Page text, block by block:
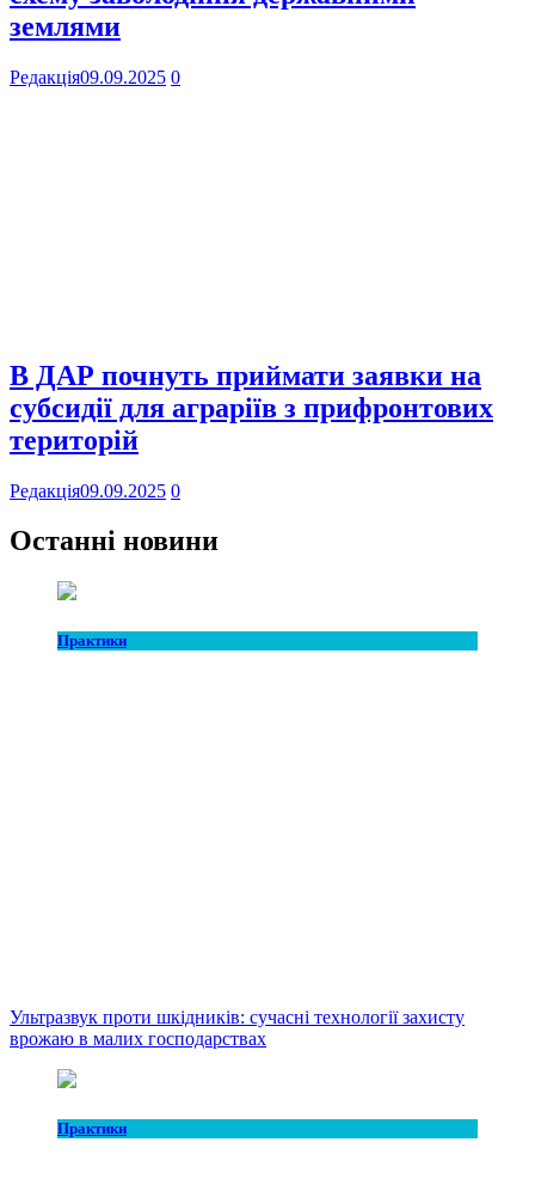
землями
Редакція09.09.2025 0
В ДАР почнуть приймати заявки на
субсидії для аграріїв з прифронтових
територій
Редакція09.09.2025 0
Останні новини
Практики
Ультразвук проти шкідників: сучасні технології захисту
врожаю в малих господарствах
Практики